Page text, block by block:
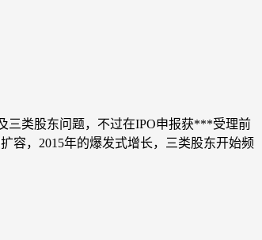
三类股东问题，不过在IPO申报获***受理前
容，2015年的爆发式增长，三类股东开始频